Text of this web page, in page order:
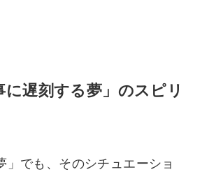
に遅刻する夢」のスピリ
」でも、そのシチュエーショ